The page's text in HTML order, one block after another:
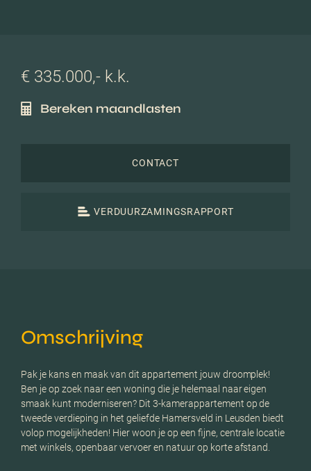
€ 335.000,- k.k.
Bereken maandlasten
CONTACT
VERDUURZAMINGSRAPPORT
Omschrijving
Pak je kans en maak van dit appartement jouw droomplek!
Ben je op zoek naar een woning die je helemaal naar eigen
smaak kunt moderniseren? Dit 3-kamerappartement op de
tweede verdieping in het geliefde Hamersveld in Leusden biedt
volop mogelijkheden! Hier woon je op een fijne, centrale locatie
met winkels, openbaar vervoer en natuur op korte afstand.